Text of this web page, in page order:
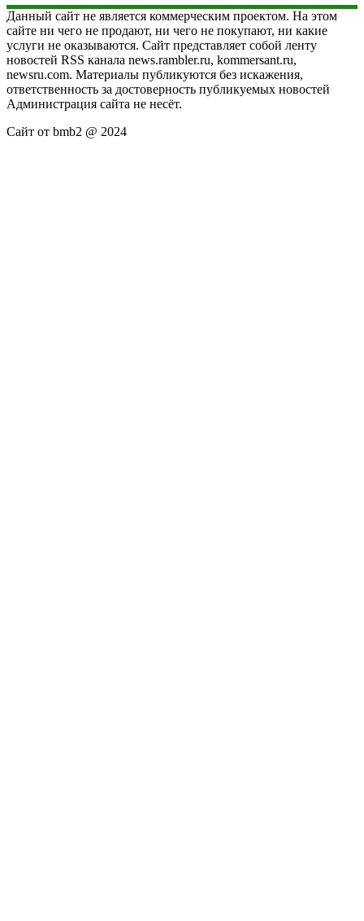
Данный сайт не является коммерческим проектом. На этом
сайте ни чего не продают, ни чего не покупают, ни какие
услуги не оказываются. Сайт представляет собой ленту
новостей RSS канала news.rambler.ru, kommersant.ru,
newsru.com. Материалы публикуются без искажения,
ответственность за достоверность публикуемых новостей
Администрация сайта не несёт.
Сайт от bmb2 @ 2024